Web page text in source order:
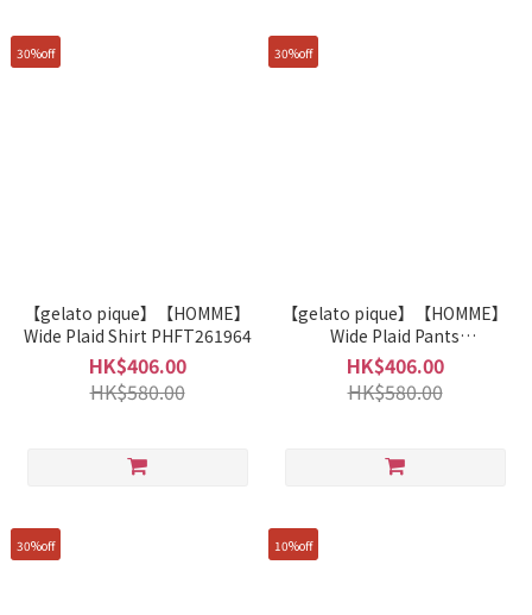
30%off
【gelato pique】【HOMME】
Wide Plaid Shirt PHFT261964
HK$406.00
HK$580.00
30%off
【gelato pique】【HOMME】
Wide Plaid Pants
PHFP261965
HK$406.00
HK$580.00
30%off 10%off